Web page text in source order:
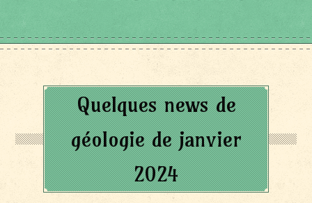
Quelques news de
géologie de janvier
2024